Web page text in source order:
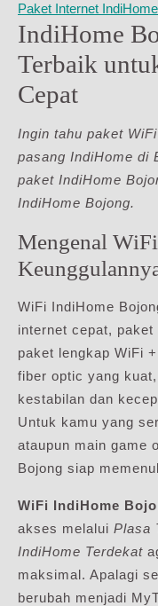
Paket Internet
IndiHome
Terbaik
Cepat
Ingin tahu paket
pasang IndiHome di
paket IndiHome
IndiHome Bojong.
Mengenal
WiFi IndiHome
internet cepat,
paket lengkap WiFi
fiber optic yang kuat,
kestabilan dan
Untuk kamu yang
ataupun main game
Bojong siap
WiFi IndiHome
akses melalui Plasa
IndiHome Terdekat
maksimal. Apalagi
berubah menjadi